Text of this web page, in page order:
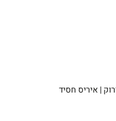
| איריס חסיד